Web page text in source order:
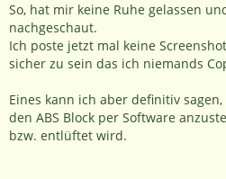
So, hat mir keine Ruhe gelassen
nachgeschaut.
Ich poste jetzt mal keine
sicher zu sein das ich niemands
Eines kann ich aber definitiv
den ABS Block per Software
bzw. entlüftet wird.